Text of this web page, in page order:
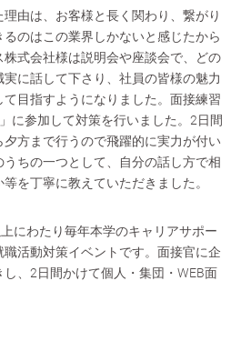
由は、お客様と長く関わり、繋がり
のはこの業界しかないと感じたから
式会社様は説明会や座談会で、どの
に話して下さり、社員の皆様の魅力
目指すようになりました。面接練習
に参加して対策を行いました。2日間
方まで行うので飛躍的に実力が付い
ちの一つとして、自分の話し方で相
を丁寧に教えていただきました。
にわたり毎年本学のキャリアサポー
職活動対策イベントです。面接官に企
、2日間かけて個人・集団・WEB面